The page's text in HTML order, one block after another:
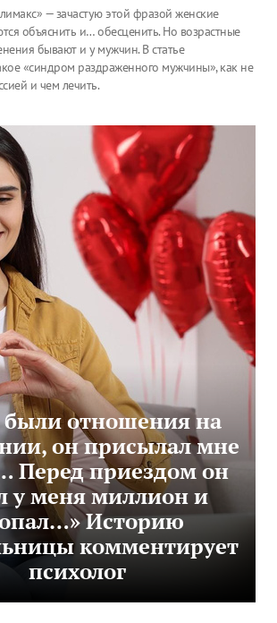
— зачастую этой фразой женские
объяснить и… обесценить. Но возрастные
бывают и у мужчин. В статье
«синдром раздраженного мужчины», как не
и чем лечить.
были отношения на
он присылал мне
Перед приездом он
у меня миллион и
Историю
комментирует
психолог